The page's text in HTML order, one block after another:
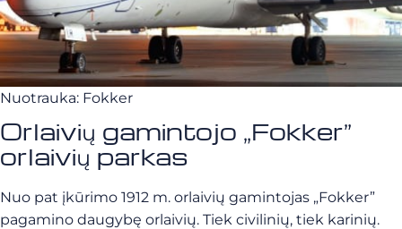
Nuotrauka: Fokker
Orlaivių gamintojo „Fokker”
orlaivių parkas
Nuo pat įkūrimo 1912 m. orlaivių gamintojas „Fokker”
pagamino daugybę orlaivių. Tiek civilinių, tiek karinių.